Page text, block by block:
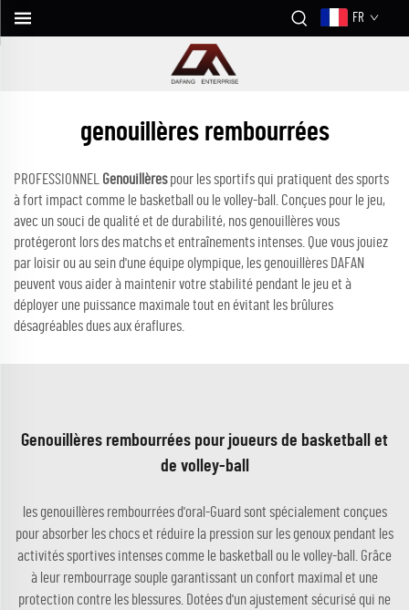
FR
genouillères rembourrées
PROFESSIONNEL Genouillèrespour les sportifs qui pratiquent des sports
à fort impact comme le basketball ou le volley-ball. Conçues pour le jeu,
avec un souci de qualité et de durabilité, nos genouillères vous
protégeront lors des matchs et entraînements intenses. Que vous jouiez
par loisir ou au sein d'une équipe olympique, les genouillères DAFAN
peuvent vous aider à maintenir votre stabilité pendant le jeu et à
déployer une puissance maximale tout en évitant les brûlures
désagréables dues aux éraflures.
Genouillères rembourrées pour joueurs de basketball et
de volley-ball
les genouillères rembourrées d'oral-Guard sont spécialement conçues
pour absorber les chocs et réduire la pression sur les genoux pendant les
activités sportives intenses comme le basketball ou le volley-ball. Grâce
à leur rembourrage souple garantissant un confort maximal et une
protection contre les blessures. Dotées d'un ajustement sécurisé qui ne